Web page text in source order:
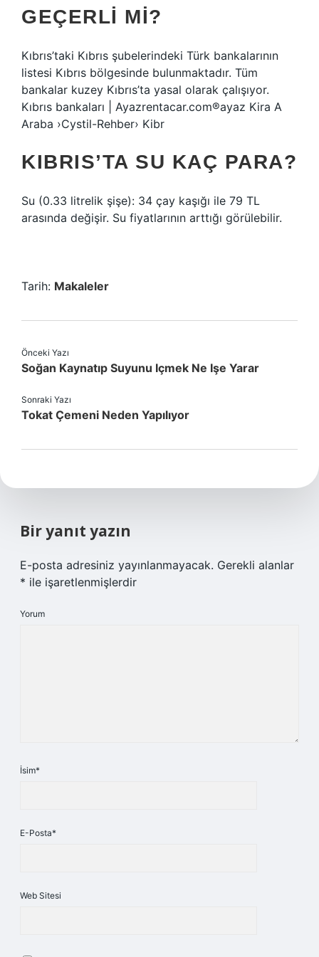
GEÇERLI MI?
Kıbrıs’taki Kıbrıs şubelerindeki Türk bankalarının
listesi Kıbrıs bölgesinde bulunmaktadır. Tüm
bankalar kuzey Kıbrıs’ta yasal olarak çalışıyor.
Kıbrıs bankaları | Ayazrentacar.com®ayaz Kira A
Araba ›Cystil-Rehber› Kibr
KIBRIS’TA SU KAÇ PARA?
Su (0.33 litrelik şişe): 34 çay kaşığı ile 79 TL
arasında değişir. Su fiyatlarının arttığı görülebilir.
Tarih: Makaleler
Önceki Yazı
Soğan Kaynatıp Suyunu Içmek Ne Işe Yarar
Sonraki Yazı
Tokat Çemeni Neden Yapılıyor
Bir yanıt yazın
E-posta adresiniz yayınlanmayacak. Gerekli alanlar
* ile işaretlenmişlerdir
Yorum
İsim*
E-Posta*
Web Sitesi